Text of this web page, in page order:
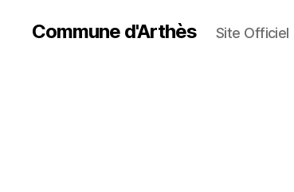
Commune d'Arthès Site Officiel